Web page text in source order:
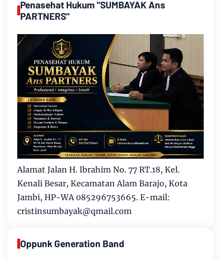
Penasehat Hukum "SUMBAYAK Ans
PARTNERS"
Alamat Jalan H. Ibrahim No. 77 RT.18, Kel.
Kenali Besar, Kecamatan Alam Barajo, Kota
Jambi, HP-WA 085296753665. E-mail:
cristinsumbayak@qmail.com
Oppunk Generation Band